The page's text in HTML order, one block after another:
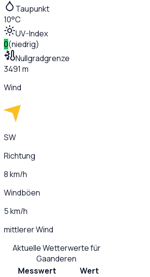
Taupunkt
10°C
UV-Index
0(niedrig)
Nullgradgrenze
3491 m
Wind
SW
Richtung
8 km/h
Windböen
5 km/h
mittlerer Wind
Aktuelle Wetterwerte für
Gaanderen
Messwert
Wert